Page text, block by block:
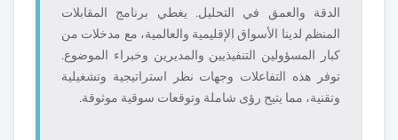
الدقة والعمق في التحليل. يغطي برنامج المقابلات
المنظم لدينا الأسواق الإقليمية والعالمية، مع مدخلات من
كبار المسؤولين التنفيذيين والمديرين وخبراء الموضوع.
توفر هذه التفاعلات وجهات نظر استراتيجية وتشغيلية
وتقنية، مما يتيح رؤى شاملة وتوقعات سوقية موثوقة.